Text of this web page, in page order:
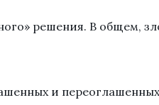
решения. В общем,
и